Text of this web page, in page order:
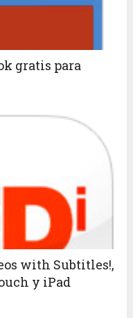
gratis para
with Subtitles!,
y iPad